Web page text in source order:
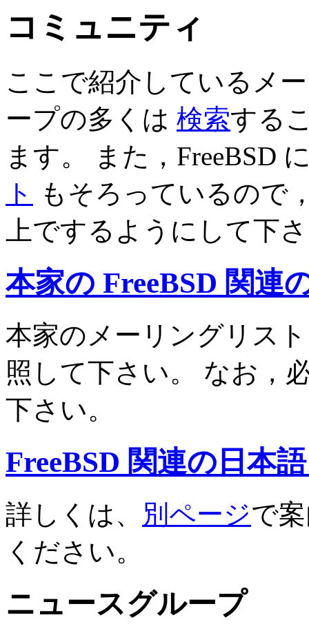
コミュニティ
ここで紹介しているメ
ープの多くは 検索する
ます。 また，FreeBSD
ト
もそろっているので
上でするようにして下
本家の FreeBSD 関連
本家のメーリングリス
照して下さい。 なお，
下さい。
FreeBSD 関連の日本
詳しくは、 別ページで
ください。
ニュースグループ